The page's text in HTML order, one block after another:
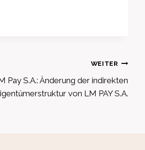
WEITER
Pay S.A.: Änderung der indirekten
von LM PAY S.A.